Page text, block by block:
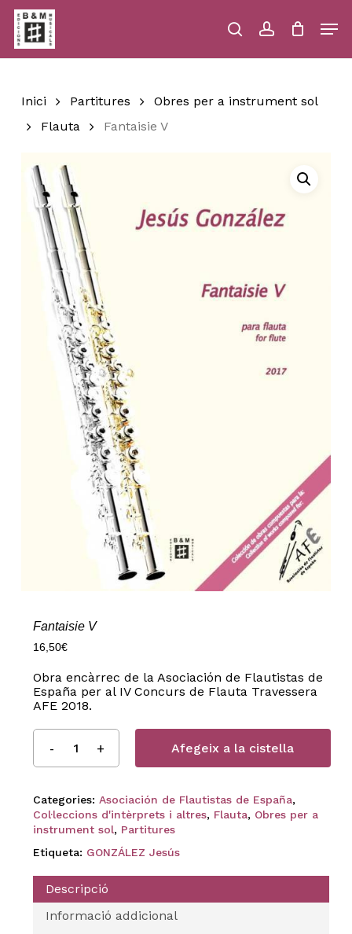
Skip
main
content
searchaccount
Close
Inici Partitures
Obres per a instrument sol
Flauta
Fantaisie V
Fantaisie V
16,50€
Obra encàrrec de la Asociación de Flautistas de
España per al IV Concurs de Flauta Travessera
AFE 2018.
Afegeix a la cistella
Categories: Asociación de Flautistas de España,
Col·leccions d'intèrprets i altres, Flauta, Obres per a
instrument sol, Partitures
Etiqueta: GONZÁLEZ Jesús
Descripció
Informació addicional
Menu